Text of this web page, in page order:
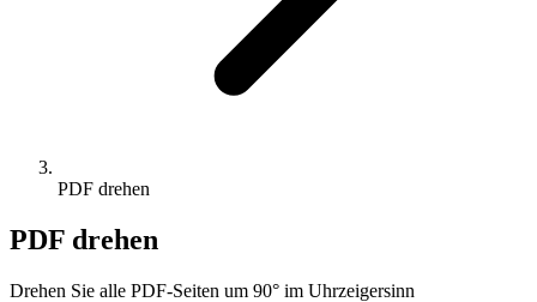
PDF drehen
PDF drehen
Drehen Sie alle PDF-Seiten um 90° im Uhrzeigersinn